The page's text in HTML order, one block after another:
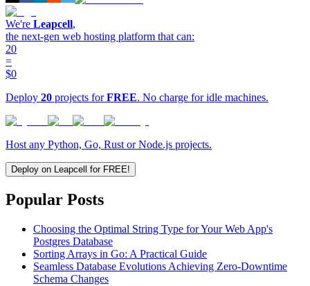
We're Leapcell,
the next-gen web hosting platform that can:
20
=
$0
Deploy 20 projects forFREE. No charge for idle machines.
Host any Python, Go, Rust or Node.js projects.
Deploy on Leapcell for FREE!
Popular Posts
Choosing the Optimal String Type for Your Web App's
Postgres Database
Sorting Arrays in Go: A Practical Guide
Seamless Database Evolutions Achieving Zero-Downtime
Schema Changes